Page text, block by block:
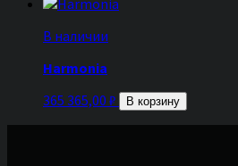
В наличии
Harmonia
365 365,00 ₽ В корзину